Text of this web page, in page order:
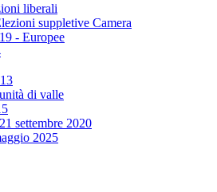
liberali
suppletive Camera
- Europee
di valle
settembre 2020
2025